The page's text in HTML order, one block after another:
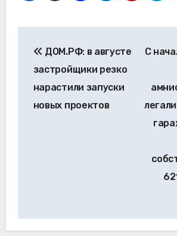
по
записям
ДОМ.РФ: в августе
застройщики резко
нарастили запуски
новых проектов
С